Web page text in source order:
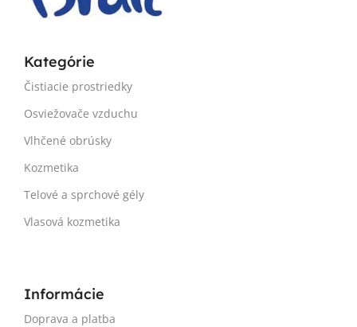
Kategórie
Čistiacie prostriedky
Osviežovače vzduchu
Vlhčené obrúsky
Kozmetika
Telové a sprchové gély
Vlasová kozmetika
Informácie
Doprava a platba